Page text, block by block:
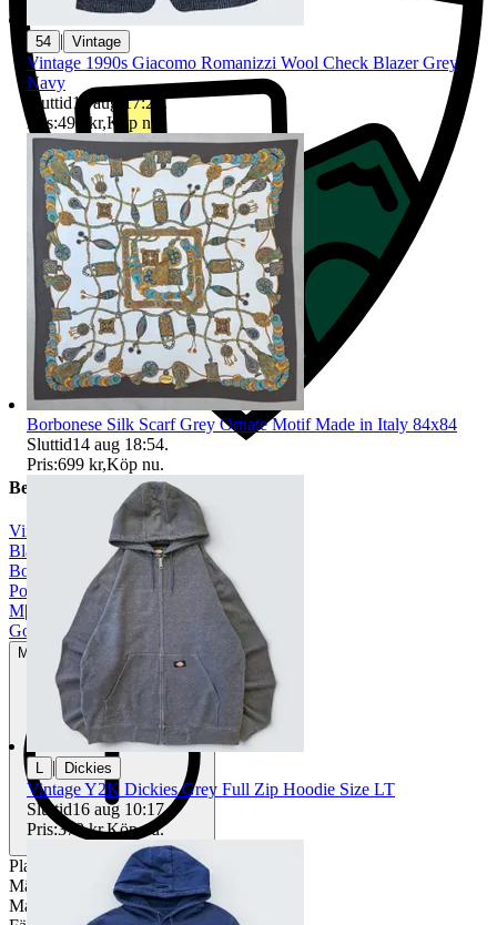
Beskrivning
Vintage
Blå
Bomull
Polyester
M|
Gott använt skick
Mindre tecken på användning
Plagg: Vintage t-shirt / company tee
Märke: Hanes Fifty Fifty
Material: 50% bomull / 50% polyester
54 | Vintage
Vintage 1990s Giacomo Romanizzi Wool Check Blazer Grey
Navy
Sluttid11 aug 17:25
.
Pris:499 kr,Köp nu
Borbonese Silk Scarf Grey Ornate Motif Made in Italy 84x84
Sluttid14 aug 18:54.
Pris:699 kr,Köp nu.
| Dickies
Vintage Y2K Dickies Grey Full Zip Hoodie Size LT
Sluttid16 aug 10:17.
Pris:379 kr,Köp nu.